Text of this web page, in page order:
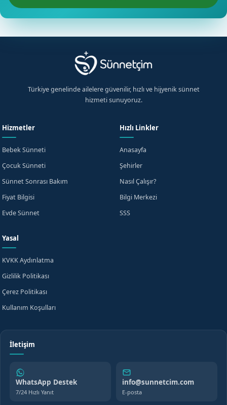
Türkiye genelinde ailelere güvenilir, hızlı ve hijyenik sünnet
hizmeti sunuyoruz.
Hizmetler
Bebek Sünneti
Çocuk Sünneti
Sünnet Sonrası Bakım
Fiyat Bilgisi
Evde Sünnet
Hızlı Linkler
Anasayfa
Şehirler
Nasıl Çalışır?
Bilgi Merkezi
SSS
Yasal
KVKK Aydınlatma
Gizlilik Politikası
Çerez Politikası
Kullanım Koşulları
İletişim
WhatsApp Destek
7/24 Hızlı Yanıt
info@sunnetcim.com
E-posta